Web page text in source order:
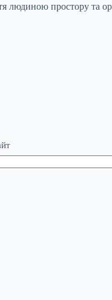
людиною простору та